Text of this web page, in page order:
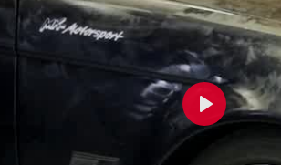
Odtwórz